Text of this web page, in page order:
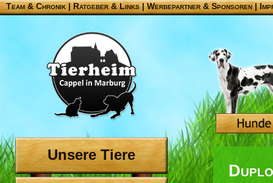
Team & Chronik |Ratgeber & Links|Werbepartner & Sponsoren|
Unsere Tiere